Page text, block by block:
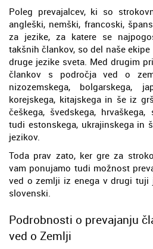
Poleg prevajalcev, ki so
angleški, nemški, francoski,
za jezike, za katere se
takšnih člankov, so del naše
druge jezike sveta. Med drugim
člankov s področja ved o
nizozemskega, bolgarskega,
korejskega, kitajskega in še iz
češkega, švedskega,
tudi estonskega, ukrajinskega in
jezikov.
Toda prav zato, ker gre za
vam ponujamo tudi možnost
ved o zemlji iz enega v drugi tuji
slovenski.
Podrobnosti o prevajanju
ved o Zemlji